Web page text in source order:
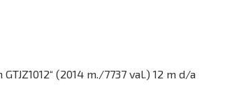
(2014 m./7737 val.) 12 m d/a